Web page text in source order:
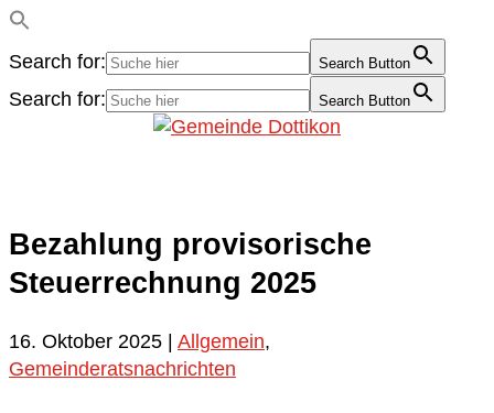
Search for: Search Button
Search for: Search Button
Bezahlung provisorische
Steuerrechnung 2025
16. Oktober 2025 | Allgemein,
Gemeinderatsnachrichten